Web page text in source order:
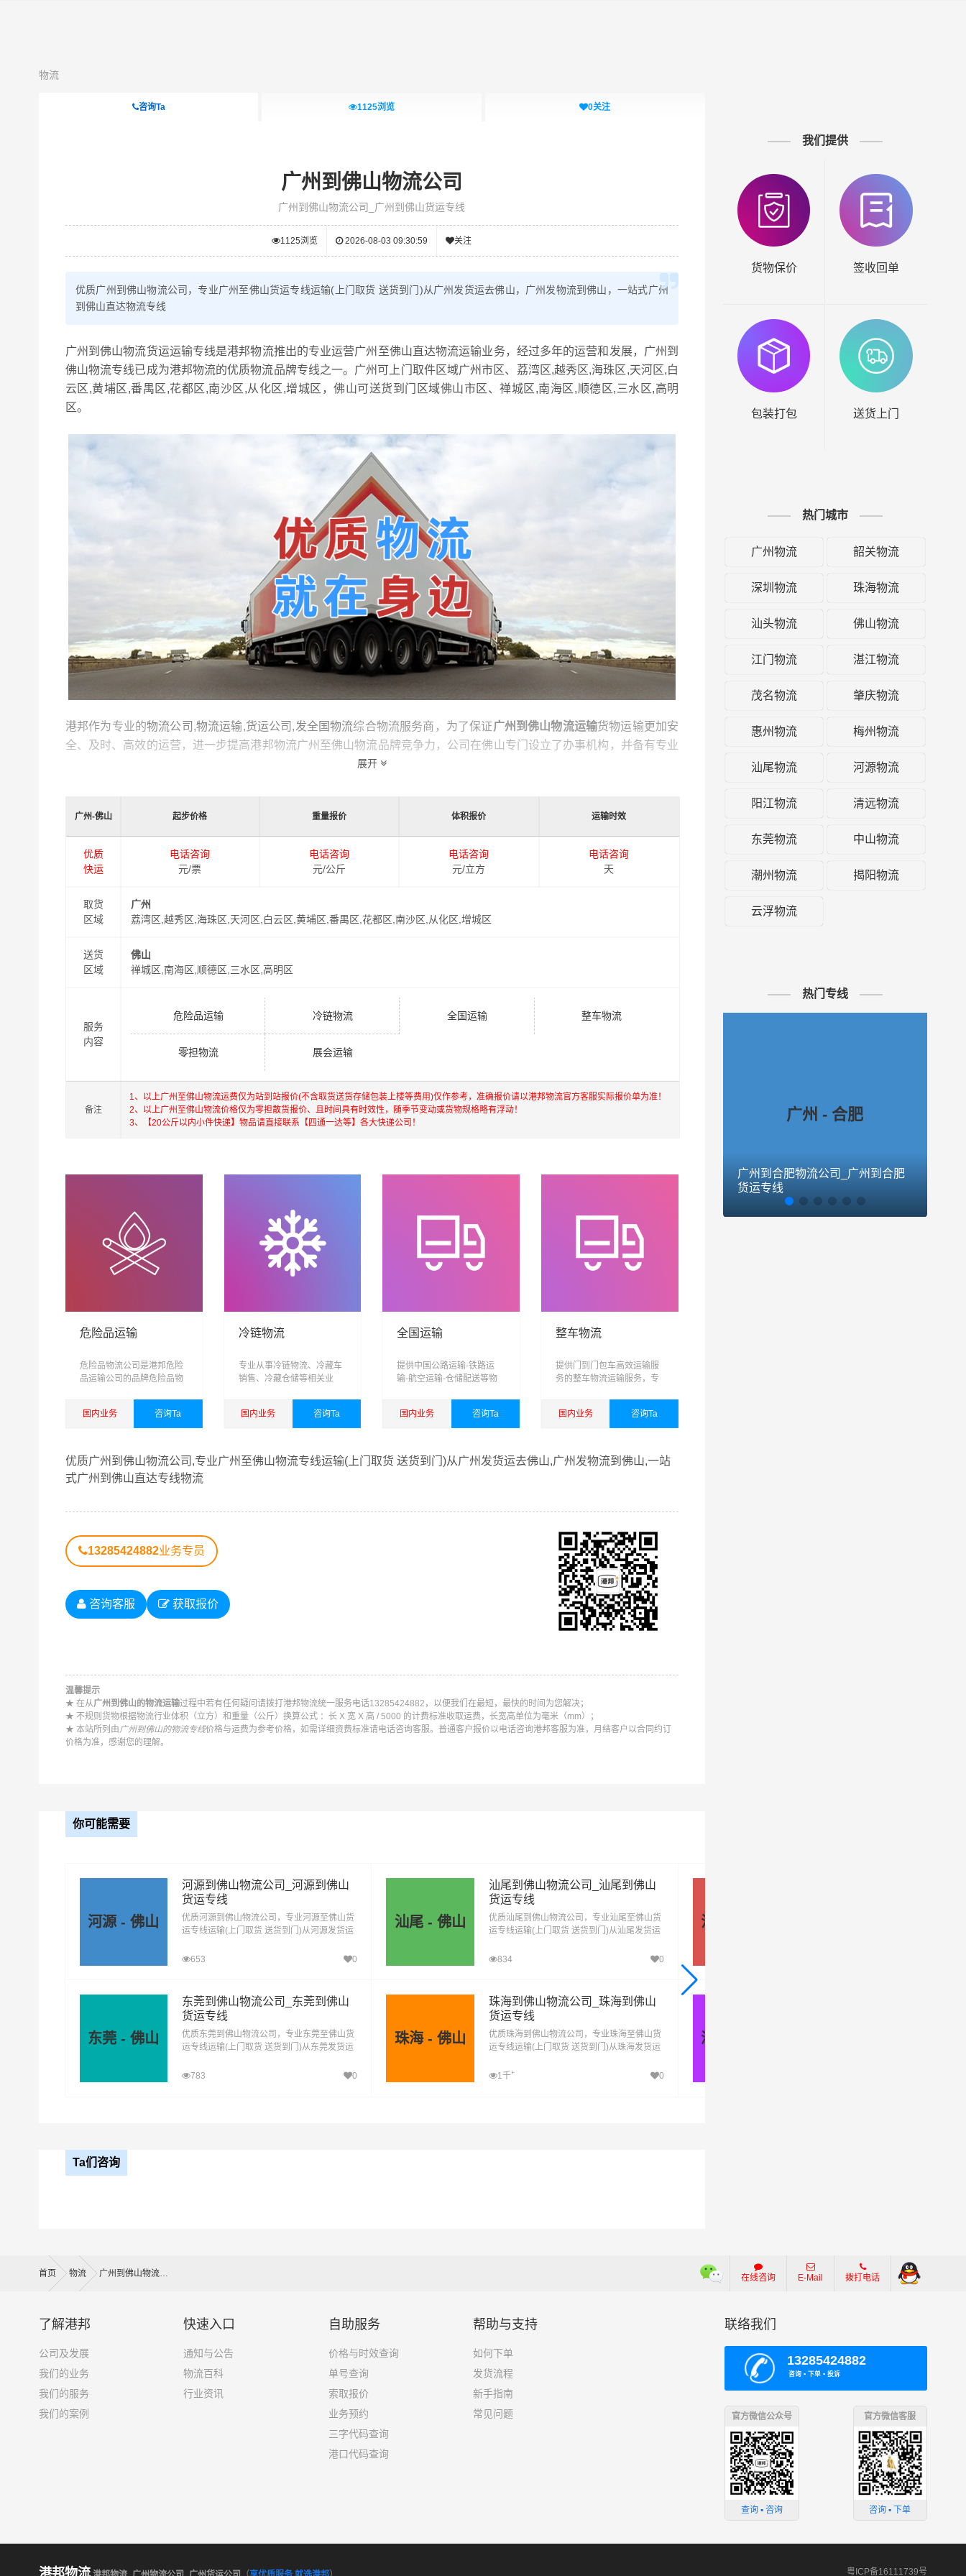
物流
咨询Ta 1125浏览 0关注
广州到佛山物流公司
广州到佛山物流公司_广州到佛山货运专线
1125浏览 2026-08-03 09:30:59 关注
优质广州到佛山物流公司，专业广州至佛山货运专线运输(上门取货 送货到门)从广州发货运去佛山，广州发物流到佛山，一站式广州
到佛山直达物流专线
广州到佛山物流货运运输专线是港邦物流推出的专业运营广州至佛山直达物流运输业务，经过多年的运营和发展，广州到
佛山物流专线已成为港邦物流的优质物流品牌专线之一。广州可上门取件区域广州市区、荔湾区,越秀区,海珠区,天河区,白
云区,黄埔区,番禺区,花都区,南沙区,从化区,增城区，佛山可送货到门区域佛山市区、禅城区,南海区,顺德区,三水区,高明
区。
港邦作为专业的物流公司,物流运输,货运公司,发全国物流综合物流服务商，为了保证广州到佛山物流运输货物运输更加安
全、及时、高效的运营，进一步提高港邦物流广州至佛山物流品牌竞争力，公司在佛山专门设立了办事机构，并备有专业
的物流工作人员与您及时沟通，为您提供从广州到佛山的物流运输相关延伸服务，极大的保障了货物的准时到达和及时派
同时，为了方便广大客户从广州物流到佛山的不同运输时效和物流成本要求，港邦特推出 广州到佛山物流多种运输方式，
以此来降低从广州到佛山运输的物流成本，提高由广州发货到佛山的物流效率，以便为新老客户提供更加优质完善的一站
式从广州到佛山 门到门物流运输服务！
港邦在深圳，珠海，广州，北京，上海，武汉和香港，澳门，台湾等地具有优势的物流网络资源，依靠国内北京，上海，
货运代理，并提供上门取货，送货到门，货物打包，门到门运输等物流相关增值服务，同时在行业内率先开通内地至到香
港，澳门，台湾的物流往返运输业务，简化了货物进出口操作流程，减少了货物在途时间，提高了货物流通效率。公司秉
承优质服务的核心价值观，将一如既往地为更多的人和企业提供到更优质的广州到佛山物流公司,广州物流到佛山,广州至
佛山物流专线物流服务。
港邦秉承“用心呵护，值得托付”的服务理念，凭借广州至佛山物流的优质平台，始终致力于为客户提供优质高效的广州到
广州到佛山货运专线是港邦的优质品牌服务，我们一直多年的在为各行各业提供我们的物流服务，也得到了很多客户的认
可和口碑相传，如果您有意向选择我们，我们非常乐意为您解决物流相关问题。当然，还有很多优秀的物流公司也提供从
广州发物流到佛山的运输服务，您也可以多多咨询，找到合适您的物流服务商。
以下每条运输线路点击可查看详细说明
广州到广东物流公司
广州到肇庆物流公司
广州到云浮物流公司
展开
广州-佛山 起步价格 重量报价 体积报价 运输时效
优质
快运
电话咨询
元/票
电话咨询
元/公斤
电话咨询
元/立方
电话咨询
天
取货
区域
广州
荔湾区,越秀区,海珠区,天河区,白云区,黄埔区,番禺区,花都区,南沙区,从化区,增城区
送货
区域
佛山
禅城区,南海区,顺德区,三水区,高明区
服务
内容
危险品运输 冷链物流 全国运输 整车物流
零担物流 展会运输
备注
1、以上广州至佛山物流运费仅为站到站报价(不含取货送货存储包装上楼等费用)仅作参考，准确报价请以港邦物流官方客服实际报价单为准！
2、以上广州至佛山物流价格仅为零担散货报价、且时间具有时效性，随季节变动或货物规格略有浮动！
3、【20公斤以内小件快递】物品请直接联系【四通一达等】各大快递公司！
危险品运输
危险品物流公司是港邦危险
品运输公司的品牌危险品物
国内业务 咨询Ta
冷链物流
专业从事冷链物流、冷藏车
销售、冷藏仓储等相关业
域、网络化、信息化、智能
化、具有供应链管理能力的
国内业务 咨询Ta
全国运输
提供中国公路运输-铁路运
输-航空运输-仓储配送等物
国内业务 咨询Ta
整车物流
提供门到门包车高效运输服
务的整车物流运输服务，专
车运输方案
国内业务 咨询Ta
优质广州到佛山物流公司,专业广州至佛山物流专线运输(上门取货 送货到门)从广州发货运去佛山,广州发物流到佛山,一站
式广州到佛山直达专线物流
13285424882业务专员
咨询客服 获取报价
温馨提示
★ 在从广州到佛山的物流运输过程中若有任何疑问请拨打港邦物流统一服务电话13285424882，以便我们在最短，最快的时间为您解决；
★ 不规则货物根据物流行业体积（立方）和重量（公斤）换算公式 ：长 X 宽 X 高 / 5000 的计费标准收取运费，长宽高单位为毫米（mm）；
★ 本站所列由广州到佛山的物流专线价格与运费为参考价格，如需详细资费标准请电话咨询客服。普通客户报价以电话咨询港邦客服为准，月结客户以合同约订
价格为准，感谢您的理解。
你可能需要
河源 - 佛山
河源到佛山物流公司_河源到佛山
货运专线
优质河源到佛山物流公司，专业河源至佛山货
运专线运输(上门取货 送货到门)从河源发货运
山直达物流专线
653 0
汕尾 - 佛山
汕尾到佛山物流公司_汕尾到佛山
货运专线
优质汕尾到佛山物流公司，专业汕尾至佛山货
运专线运输(上门取货 送货到门)从汕尾发货运
山直达物流专线
834 0
江门 - 佛山
东莞 - 佛山
东莞到佛山物流公司_东莞到佛山
货运专线
优质东莞到佛山物流公司，专业东莞至佛山货
运专线运输(上门取货 送货到门)从东莞发货运
山直达物流专线
783 0
珠海 - 佛山
珠海到佛山物流公司_珠海到佛山
货运专线
优质珠海到佛山物流公司，专业珠海至佛山货
运专线运输(上门取货 送货到门)从珠海发货运
山直达物流专线
1千+ 0
深圳 - 佛山
Ta们咨询
我们提供
货物保价 签收回单
包装打包 送货上门
热门城市
广州物流 韶关物流
深圳物流 珠海物流
汕头物流 佛山物流
江门物流 湛江物流
茂名物流 肇庆物流
惠州物流 梅州物流
汕尾物流 河源物流
阳江物流 清远物流
东莞物流 中山物流
潮州物流 揭阳物流
云浮物流
热门专线
广州 - 合肥
广州到合肥物流公司_广州到合肥
货运专线
首页 物流 广州到佛山物流公司 在线咨询 E-Mail 拨打电话
了解港邦
公司及发展
我们的业务
我们的服务
我们的案例
快速入口
通知与公告
物流百科
行业资讯
自助服务
价格与时效查询
单号查询
索取报价
业务预约
三字代码查询
港口代码查询
帮助与支持
如何下单
发货流程
新手指南
常见问题
联络我们
13285424882
咨询 ▪ 下单 ▪ 投诉
官方微信公众号
查询 ▪ 咨询
官方微信客服
咨询 ▪ 下单
港邦物流 粤ICP备16111739号